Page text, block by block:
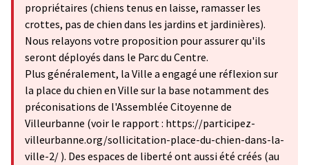
propriétaires (chiens tenus en laisse, ramasser les
crottes, pas de chien dans les jardins et jardinières).
Nous relayons votre proposition pour assurer qu'ils
seront déployés dans le Parc du Centre.
Plus généralement, la Ville a engagé une réflexion sur
la place du chien en Ville sur la base notamment des
préconisations de l'Assemblée Citoyenne de
Villeurbanne (voir le rapport : https://participez-
villeurbanne.org/sollicitation-place-du-chien-dans-la-
ville-2/ ). Des espaces de liberté ont aussi été créés (au